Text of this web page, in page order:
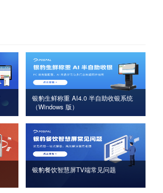
银豹生鲜称重 AI4.0 半自助收银系统
（Windows 版）
银豹餐饮智慧屏TV端常见问题